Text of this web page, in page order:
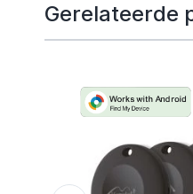
Gerelateerde